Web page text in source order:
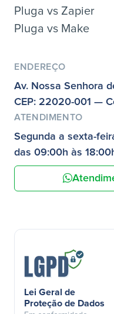
Pluga vs Zapier
Pluga vs Make
ENDEREÇO
Av. Nossa Senhora
CEP: 22020-001 —
ATENDIMENTO
Segunda a sexta-
das 09:00h às
Lei Geral de
Proteção de Dados